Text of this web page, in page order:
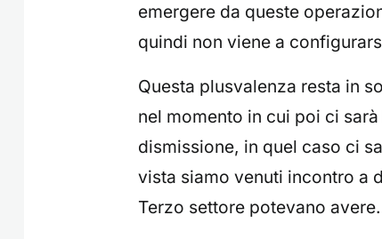
emergere da queste
quindi non viene a
Questa plusvalenza resta in
nel momento in cui poi ci
dismissione, in quel caso ci
vista siamo venuti incontro a
Terzo settore potevano avere.